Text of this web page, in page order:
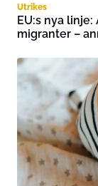
Utrikes
EU:s nya
migranter –